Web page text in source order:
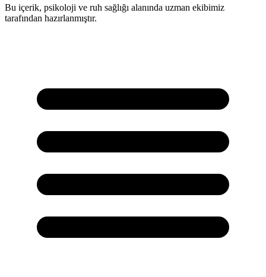
Bu içerik, psikoloji ve ruh sağlığı alanında uzman ekibimiz
tarafından hazırlanmıştır.